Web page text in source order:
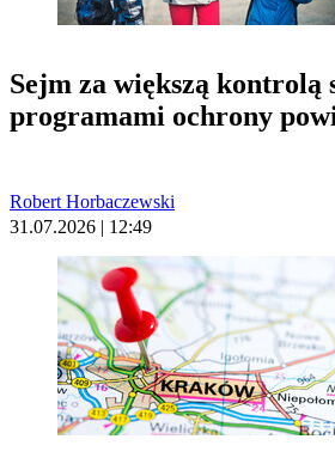
Sejm za większą kontrolą
programami ochrony
Robert Horbaczewski
31.07.2026 | 12:49